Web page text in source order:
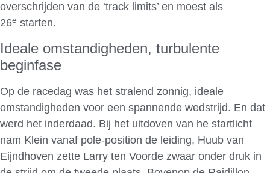
overschrijden van de ‘track limits’ en moest als
26e starten.
Ideale omstandigheden, turbulente
beginfase
Op de racedag was het stralend zonnig, ideale
omstandigheden voor een spannende wedstrijd. En dat
werd het inderdaad. Bij het uitdoven van he startlicht
nam Klein vanaf pole-position de leiding, Huub van
Eijndhoven zette Larry ten Voorde zwaar onder druk in